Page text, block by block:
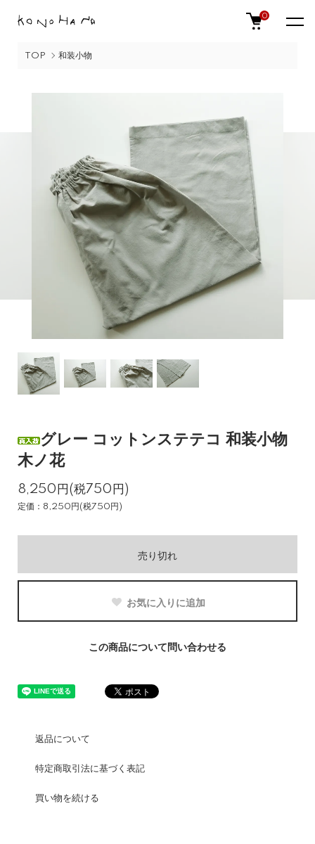
0
TOP 和装小物
グレー コットンステテコ 和装小物
木ノ花
8,250円(税750円)
定価：8,250円(税750円)
売り切れ
お気に入りに追加
この商品について問い合わせる
返品について
特定商取引法に基づく表記
買い物を続ける